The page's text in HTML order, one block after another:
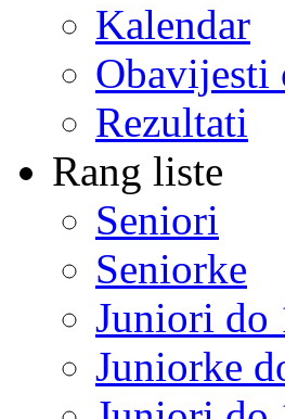
Kalendar
Obavijesti
Rezultati
Rang liste
Seniori
Seniorke
Juniori do
Juniorke